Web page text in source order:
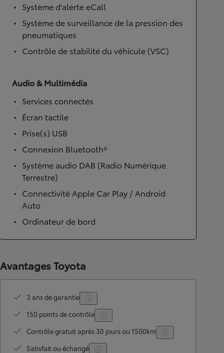
Système d'alerte eCall
Système de surveillance de la pression des
pneumatiques
Contrôle de stabilité du véhicule (VSC)
Audio & Multimédia
Services connectés
Écran tactile
Prise(s) USB
Connexion Bluetooth®
Système audio DAB (Radio Numérique
Terrestre)
Connectivité Apple Car Play / Android
Auto
Ordinateur de bord
Avantages Toyota
3 ans de garantie
150 points de contrôle
Contrôle gratuit après 30 jours ou 1500km
Satisfait ou échangé